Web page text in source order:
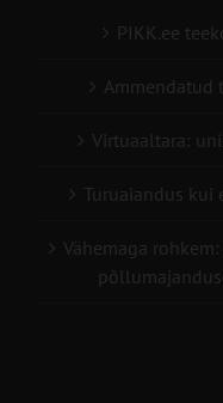
PIKK.ee
Ammendatud
Virtuaaltara:
Turuaiandus kui
Vähemaga